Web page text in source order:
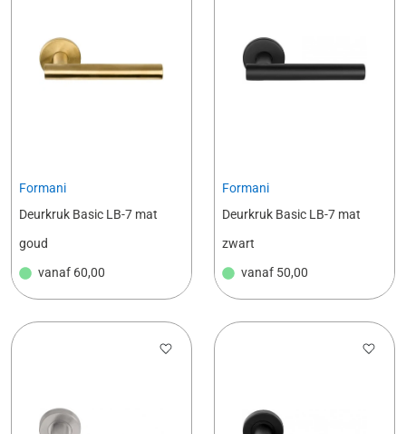
Formani
Deurkruk Basic LB-7 mat
goud
vanaf 60,00
Formani
Deurkruk Basic LB-7 mat
zwart
vanaf 50,00